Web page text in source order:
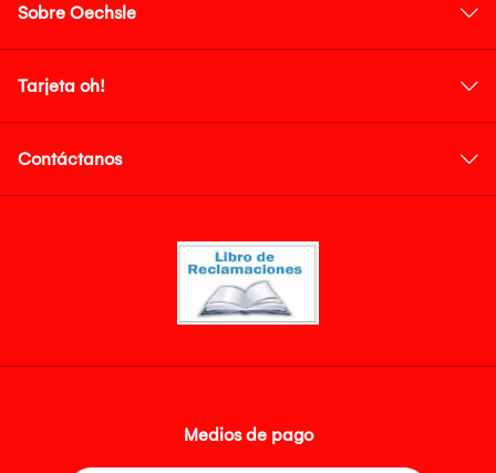
Sobre Oechsle
Tarjeta oh!
Contáctanos
Medios de pago